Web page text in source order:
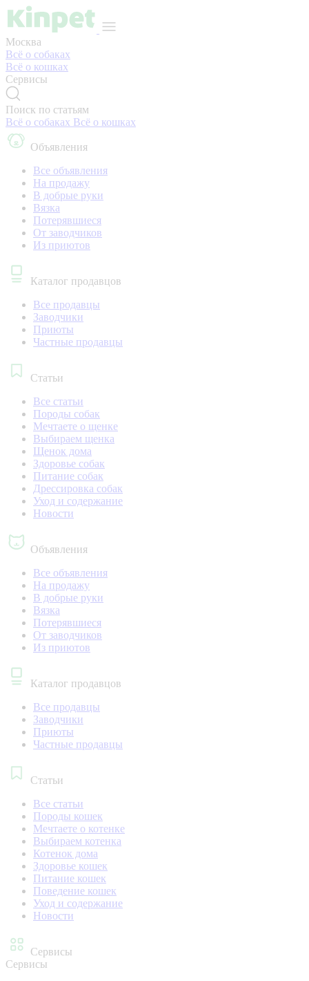
Москва
Всё о собаках
Всё о кошках
Сервисы
Поиск по статьям
Всё о собаках Всё о кошках
Объявления
Все объявления
На продажу
В добрые руки
Вязка
Потерявшиеся
От заводчиков
Из приютов
Каталог продавцов
Все продавцы
Заводчики
Приюты
Частные продавцы
Статьи
Все статьи
Породы собак
Мечтаете о щенке
Выбираем щенка
Щенок дома
Здоровье собак
Питание собак
Дрессировка собак
Уход и содержание
Новости
Объявления
Все объявления
На продажу
В добрые руки
Вязка
Потерявшиеся
От заводчиков
Из приютов
Каталог продавцов
Все продавцы
Заводчики
Приюты
Частные продавцы
Статьи
Все статьи
Породы кошек
Мечтаете о котенке
Выбираем котенка
Котенок дома
Здоровье кошек
Питание кошек
Поведение кошек
Уход и содержание
Новости
Сервисы
Сервисы